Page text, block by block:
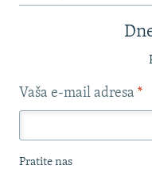
Vaša e-mail adresa *
Pratite nas